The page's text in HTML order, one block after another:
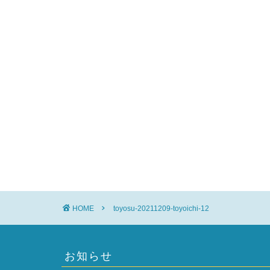
HOME toyosu-20211209-toyoichi-12
お知らせ